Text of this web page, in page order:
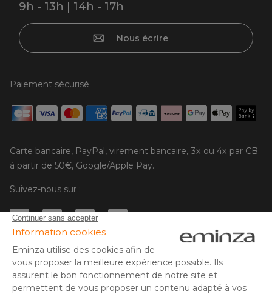
9h - 13h | 14h - 17h
Nous écrire
Paiement sécurisé
Carte bancaire, PayPal, virement bancaire, 3x ou 4x par CB
à partir de 50€, Google/Apple Pay.
Suivez-nous sur :
© Copyright 2025 Eminza | Tous droits réservés |
ESPAÑA
ITALIE
FRA